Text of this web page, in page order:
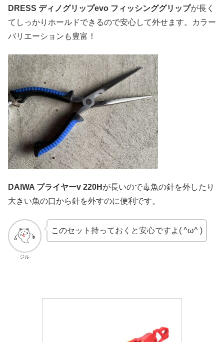
DRESS ディノグリップevo フィッシンググリップが長く
てしっかりホールドできるので安心して外せます。カラー
バリエーションも豊富！
DAIWA プライヤーv 220H が長いので毒魚の針を外したり
大きい魚の口から針を外すのに便利です。
ジル
このセット持っておくと安心ですよ( ^ω^ )